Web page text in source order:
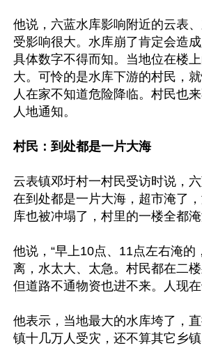
他说，六蓝水库影响附近的云表
受影响很大。水库崩了肯定会造
具体数字不得而知。当地位在楼
大。可怜的是水库下游的村民，
人在家不知道危险降临。村民也
人地通知。
村民：到处都是一片大海
云表镇邓圩村一村民受访时说，
在到处都是一片大海，超市淹了
库也被冲塌了，村里的一楼全都淹
他说，“早上10点、11点左右淹的
离，水太大、太急。村民都在二
但道路不通物资也进不来。人现
他表示，当地最大的水库垮了，
镇十几万人受灾，还不算其它乡镇